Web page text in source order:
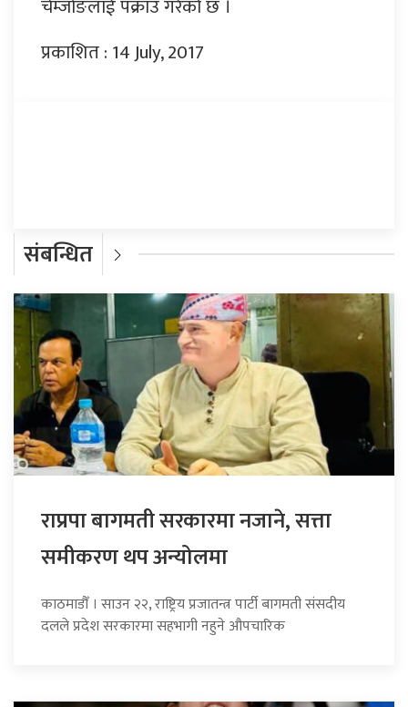
चेम्जोङलाई पक्राउ गरेको छ ।
प्रकाशित : 14 July, 2017
संबन्धित
राप्रपा बागमती सरकारमा नजाने, सत्ता
समीकरण थप अन्योलमा
काठमाडौँ । साउन २२, राष्ट्रिय प्रजातन्त्र पार्टी बागमती संसदीय
दलले प्रदेश सरकारमा सहभागी नहुने औपचारिक